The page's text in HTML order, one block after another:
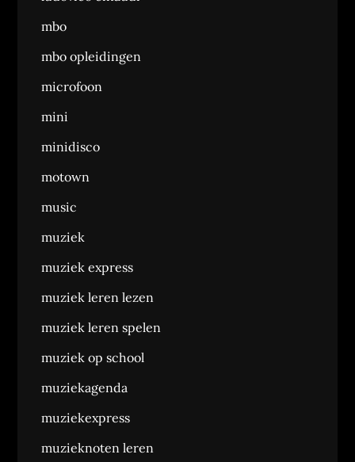
mbo
mbo opleidingen
microfoon
mini
minidisco
motown
music
muziek
muziek express
muziek leren lezen
muziek leren spelen
muziek op school
muziekagenda
muziekexpress
muzieknoten leren